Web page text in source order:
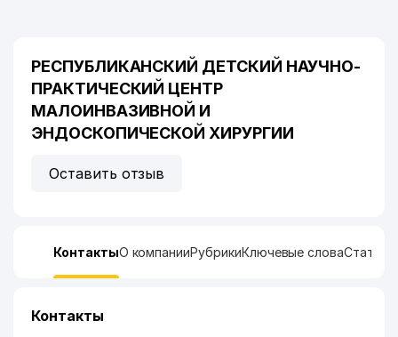
РЕСПУБЛИКАНСКИЙ ДЕТСКИЙ НАУЧНО-
ПРАКТИЧЕСКИЙ ЦЕНТР
МАЛОИНВАЗИВНОЙ И
ЭНДОСКОПИЧЕСКОЙ ХИРУРГИИ
Оставить отзыв
КонтактыО компанииРубрикиКлючевые слова
Контакты